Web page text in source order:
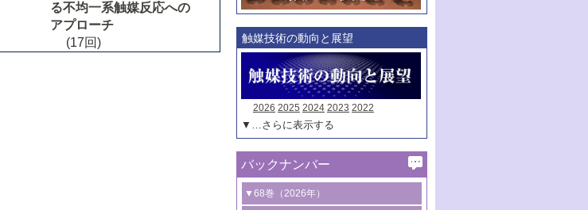
る不均一系触媒反応への
アプローチ
(17回)
マーク：
マークあり
触媒技術の動向と展望
2026 2025 2024 2023 2022
▼…さらに表示する
バックナンバー
▼68巻（2026年）